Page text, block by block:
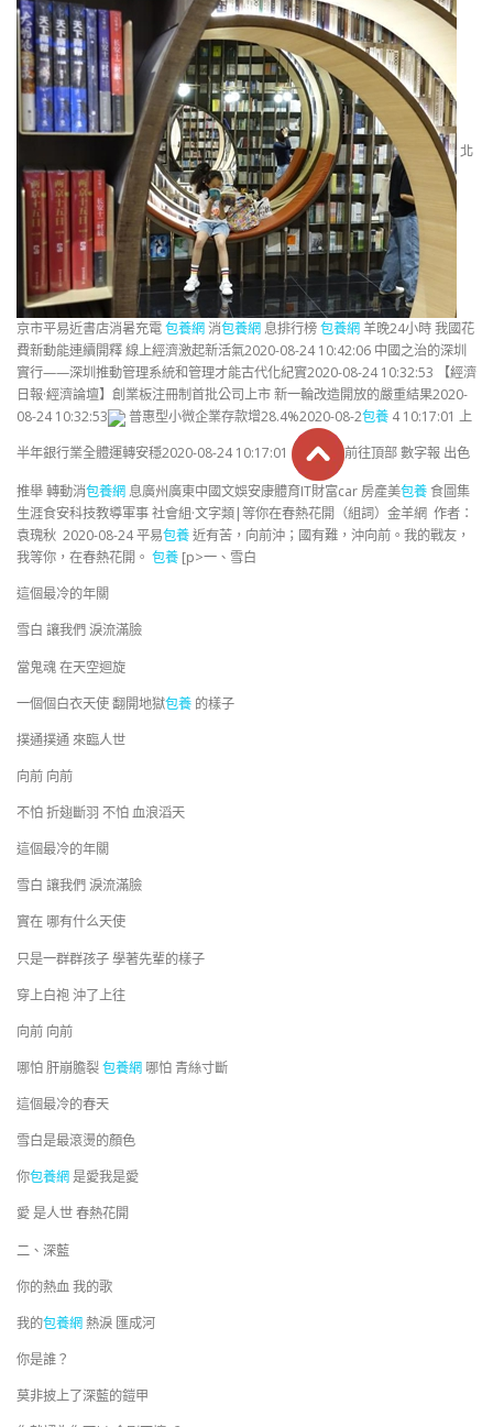
北
京市平易近書店消暑充電包養網消包養網 息排行榜包養網羊晚24小時 我國花
費新動能連續開釋 線上經濟激起新活氣2020-08-24 10:42:06 中國之治的深圳
實行——深圳推動管理系統和管理才能古代化紀實2020-08-24 10:32:53 【經濟
日報·經濟論壇】創業板注冊制首批公司上市 新一輪改造開放的嚴重結果2020-
08-24 10:32:53
普惠型小微企業存款增28.4%2020-08-2包養 4 10:17:01 上
半年銀行業全體運轉安穩2020-08-24 10:17:01
前往頂部 數字報 出色
推舉 轉動消包養網 息廣州廣東中國文娛安康體育IT財富car 房產美包養食圖集
生涯食安科技教導軍事 社會組·文字類|等你在春熱花開（組詞）金羊網 作者：
袁瑰秋 2020-08-24 平易包養近有苦，向前沖；國有難，沖向前。我的戰友，
我等你，在春熱花開。 包養 [p>一、雪白
這個最冷的年關
雪白 讓我們 淚流滿臉
當鬼魂 在天空迴旋
一個個白衣天使 翻開地獄包養 的樣子
撲通撲通 來臨人世
向前 向前
不怕 折翅斷羽 不怕 血浪滔天
這個最冷的年關
雪白 讓我們 淚流滿臉
實在 哪有什么天使
只是一群群孩子 學著先輩的樣子
穿上白袍 沖了上往
向前 向前
哪怕 肝崩膽裂包養網 哪怕 青絲寸斷
這個最冷的春天
雪白是最滾燙的顏色
你包養網是愛我是愛
愛 是人世 春熱花開
二、深藍
你的熱血 我的歌
我的包養網熱淚 匯成河
你是誰？
莫非披上了深藍的鎧甲